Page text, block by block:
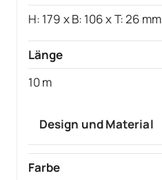
H: 179 x B: 106 x T: 26 mm
Länge
10 m
Design und Material
Farbe